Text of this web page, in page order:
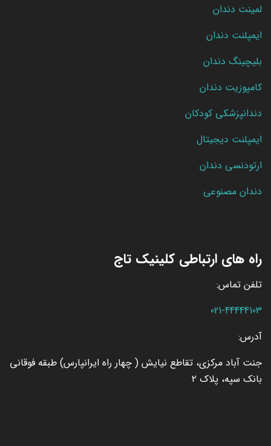
لمینت دندان
ایمپلنت دندان
بلیچینگ دندان
کامپوزیت دندان
دندانپزشکی کودکان
ایمپلنت دیجیتال
ارتودنسی دندان
دندان مصنوعی
راه های ارتباطی کلینیک تاج
تلفن تماس:
021-44444103
آدرس:
جنت آباد مرکزی، تقاطع نیایش ( چهار راه ایرانپارس) طبقه فوقانی
بانک سپه، پلاک ۲